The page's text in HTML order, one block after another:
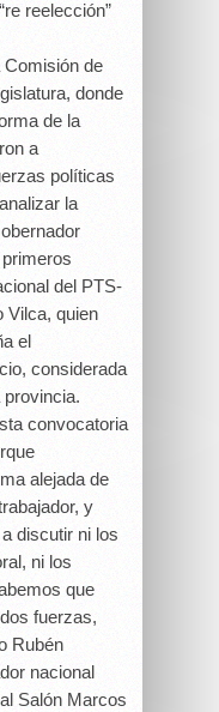
reelección”
Comisión de
donde
de la
a
políticas
la
del PTS-
Vilca, quien
el
considerada
provincia.
convocatoria
alejada de
y
discutir ni los
ni los
que
fuerzas,
Rubén
nacional
Salón Marcos